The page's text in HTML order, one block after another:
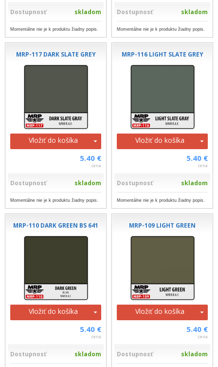
Dostupnosť skladom
Momentálne nie je k produktu žiadny popis.
Dostupnosť skladom
Momentálne nie je k produktu žiadny popis.
MRP-117 DARK SLATE GREY
Vložiť do košíka
5.40 €
cena
Dostupnosť skladom
Momentálne nie je k produktu žiadny popis.
MRP-116 LIGHT SLATE GREY
Vložiť do košíka
5.40 €
cena
Dostupnosť skladom
Momentálne nie je k produktu žiadny popis.
MRP-110 DARK GREEN BS 641
Vložiť do košíka
5.40 €
cena
Dostupnosť skladom
MRP-109 LIGHT GREEN
Vložiť do košíka
5.40 €
cena
Dostupnosť skladom